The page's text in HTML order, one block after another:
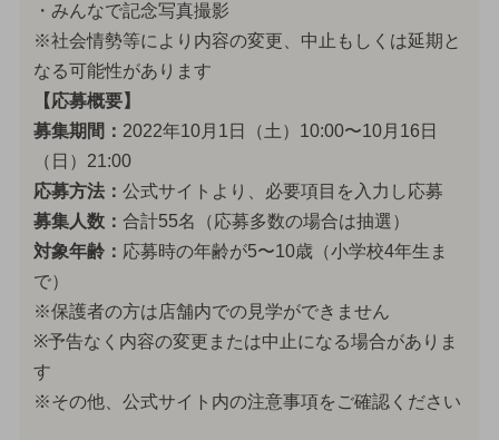
・みんなで記念写真撮影
※社会情勢等により内容の変更、中止もしくは延期と
なる可能性があります
【応募概要】
募集期間： 2022年10月1日（土）10:00〜10月16日
（日）21:00
応募方法： 公式サイトより、必要項目を入力し応募
募集人数： 合計55名（応募多数の場合は抽選）
対象年齢： 応募時の年齢が5〜10歳（小学校4年生ま
で）
※保護者の方は店舗内での見学ができません
※予告なく内容の変更または中止になる場合がありま
す
※その他、公式サイト内の注意事項をご確認ください